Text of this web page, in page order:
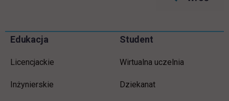
Pomiń
Informacje w stopce
Edukacja
Licencjackie
Inżynierskie
Student
Wirtualna uczelnia
Dziekanat